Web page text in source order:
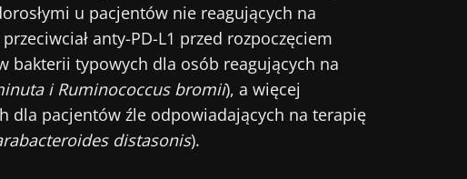
u pacjentów nie reagujących na
anty-PD-L1 przed rozpoczęciem
bakterii typowych dla osób reagujących na
i Ruminococcus bromii), a więcej
dla pacjentów źle odpowiadających na terapię
distasonis).